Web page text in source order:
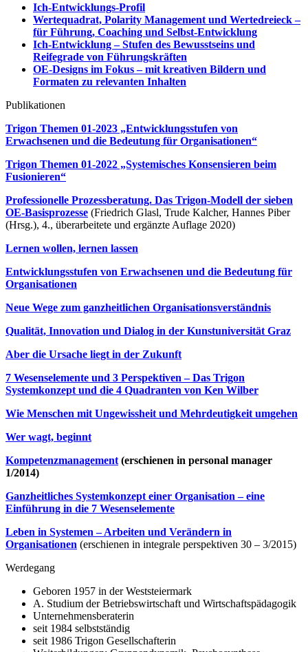
Ich-Entwicklungs-Profil
Wertequadrat, Polarity Management und Wertedreieck –
für Führung, Coaching und Selbst-Entwicklung
Ich-Entwicklung – Stufen des Bewusstseins und
Reifegrade von Führungskräften
OE-Designs im Fokus – mit kreativen Bildern und
Formaten zu relevanten Inhalten
Publikationen
Trigon Themen 01-2023 „Entwicklungsstufen von
Erwachsenen und die Bedeutung für Organisationen“
Trigon Themen 01-2022 „Systemisches Konsensieren beim
Fusionieren“
Professionelle Prozessberatung. Das Trigon-Modell der sieben
OE-Basisprozesse (Friedrich Glasl, Trude Kalcher, Hannes Piber
(Hrsg.), 4., überarbeitete und ergänzte Auflage 2020)
Lernen wollen, lernen lassen
Entwicklungsstufen von Erwachsenen und die Bedeutung für
Organisationen
Neue Wege zum ganzheitlichen Organisationsverständnis
Qualität, Innovation und Dialog in der Kunstuniversität Graz
Aber die Ursache liegt in der Zukunft
7 Wesenselemente und 3 Perspektiven – Das Trigon
Systemkonzept und die 4 Quadranten von Ken Wilber
Wie Menschen mit Ungewissheit und Mehrdeutigkeit umgehen
Wer wagt, beginnt
Kompetenzmanagement (erschienen in personal manager
1/2014)
Ganzheitliches Systemkonzept einer Organisation – eine
Einführung in die 7 Wesenselemente
Leben in Systemen – Arbeiten und Verändern in
Organisationen (erschienen in integrale perspektiven 30 – 3/2015)
Werdegang
Geboren 1957 in der Weststeiermark
A. Studium der Betriebswirtschaft und Wirtschaftspädagogik
Unternehmensberaterin
seit 1984 selbstständig
seit 1986 Trigon Gesellschafterin